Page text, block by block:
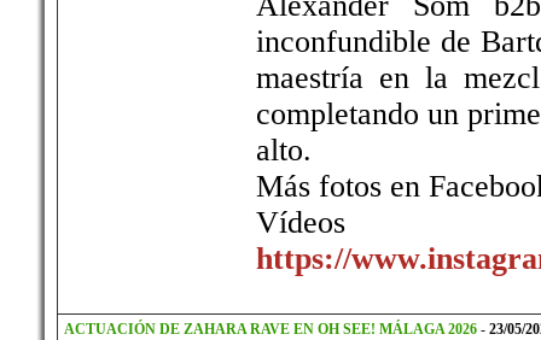
inconfundible de
maestría en la
completando un
alto.
Más fotos en
https://
ACTUACIÓN DE ZAHARA RAVE EN OH SEE! MÁLAGA 2026- 23/05/